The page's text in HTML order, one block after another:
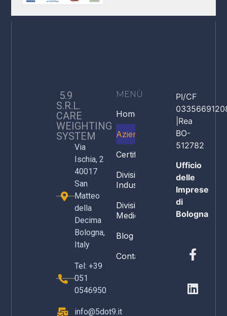
5.9
S.R.L.
CARE
WEIGHTING
SYSTEM
Via
Ischia, 2
40017
San
Matteo
della
Decima
Bologna,
Italy
Tel: +39
051
0546950
info@5dot9.it
MENÙ
Home
Azienda
Certificazioni
Divisione
Industria
Divisione
Medicale
Blog
Contatti
PI/CF
|Rea
BO-
512782
Ufficio
delle
Imprese
di
Bologna